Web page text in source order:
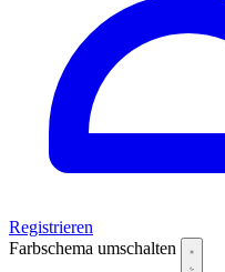
Registrieren
Farbschema umschalten